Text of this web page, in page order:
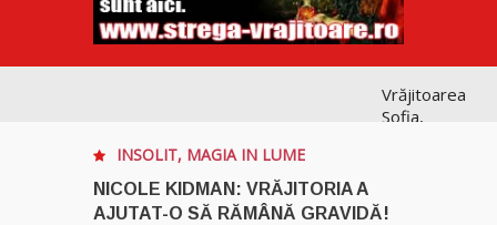
Vrăjitoarea
Sofia,
pentru
INSOLIT, MAGIA IN LUME
NICOLE KIDMAN: VRĂJITORIA A
AJUTAT-O SĂ RĂMÂNĂ GRAVIDĂ!